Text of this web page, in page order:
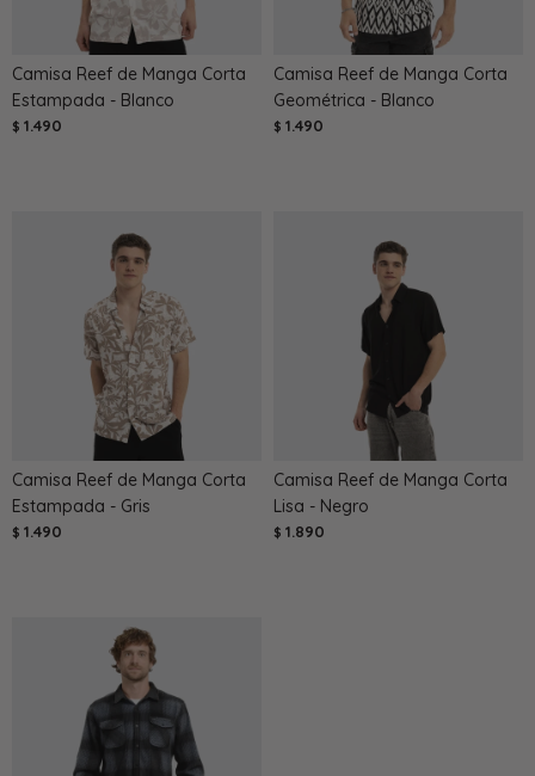
Camisa Reef de Manga Corta
Estampada - Blanco
$ 1.490
Camisa Reef de Manga Corta
Geométrica - Blanco
$ 1.490
Camisa Reef de Manga Corta
Estampada - Gris
$ 1.490
Camisa Reef de Manga Corta
Lisa - Negro
$ 1.890